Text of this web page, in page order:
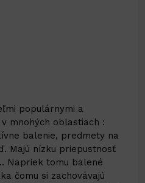
populárnymi a
mnohých oblastiach :
balenie, predmety na
Majú nízku priepustnosť
Napriek tomu balené
čomu si zachovávajú